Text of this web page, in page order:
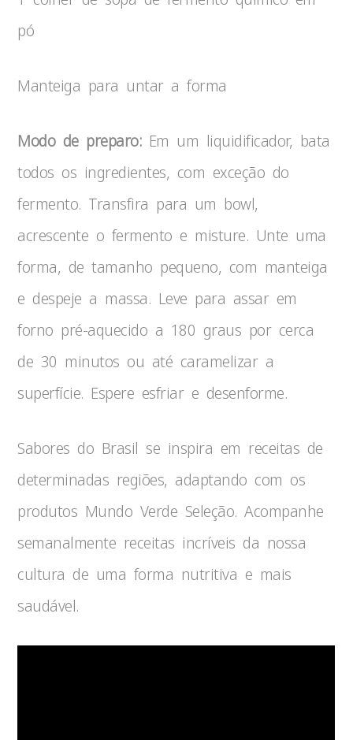
pó
Manteiga para untar a forma
Modo de preparo:Em um liquidificador, bata
todos os ingredientes, com exceção do
fermento. Transfira para um bowl,
acrescente o fermento e misture. Unte uma
forma, de tamanho pequeno, com manteiga
e despeje a massa. Leve para assar em
forno pré-aquecido a 180 graus por cerca
de 30 minutos ou até caramelizar a
superfície. Espere esfriar e desenforme.
Sabores do Brasil se inspira em receitas de
determinadas regiões, adaptando com os
produtos Mundo Verde Seleção. Acompanhe
semanalmente receitas incríveis da nossa
cultura de uma forma nutritiva e mais
saudável.